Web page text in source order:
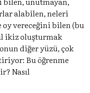
alabilen, neleri
vereceğini bilen (bu
ikiz oluşturmak
diğer yüzü, çok
Bu öğrenme
Nasıl